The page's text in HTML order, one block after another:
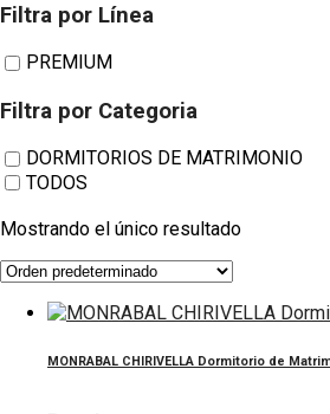
MONRABAL
Filtra por Línea
PREMIUM
Filtra por Categoria
DORMITORIOS DE MATRIMONIO
TODOS
Mostrando el único resultado
MONRABAL CHIRIVELLA Dormitorio de